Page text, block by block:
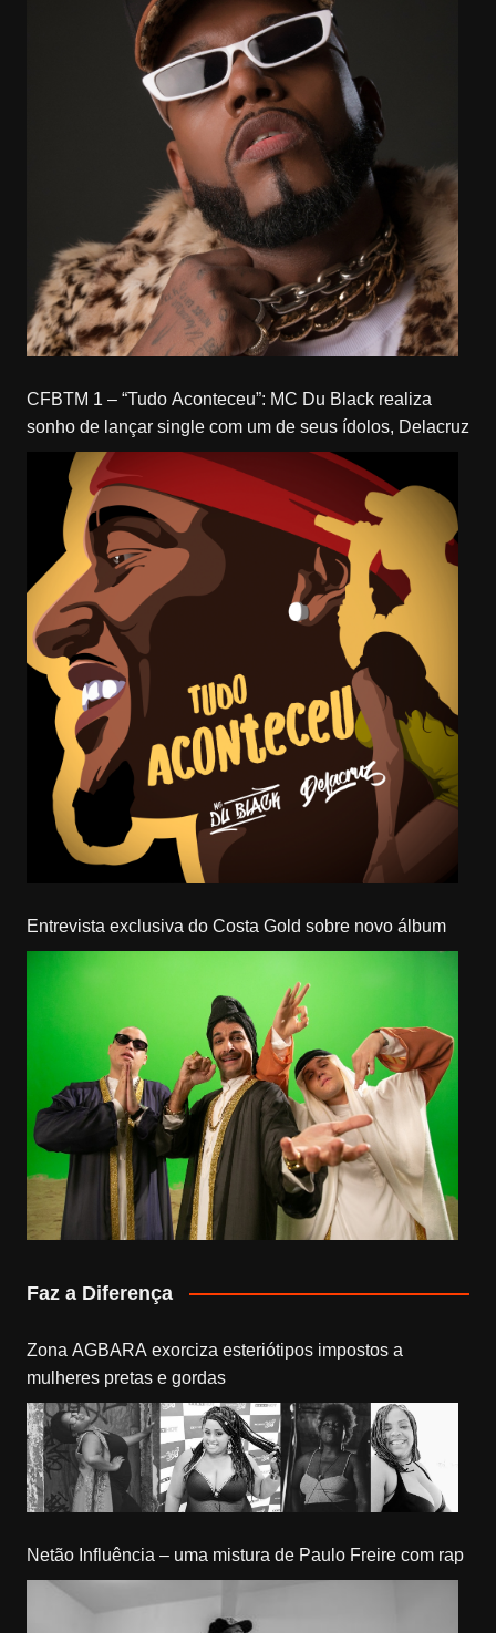
CFBTM 1 – “Tudo Aconteceu”: MC Du Black realiza
sonho de lançar single com um de seus ídolos, Delacruz
Entrevista exclusiva do Costa Gold sobre novo álbum
Faz a Diferença
Zona AGBARA exorciza esteriótipos impostos a
mulheres pretas e gordas
Netão Influência – uma mistura de Paulo Freire com rap